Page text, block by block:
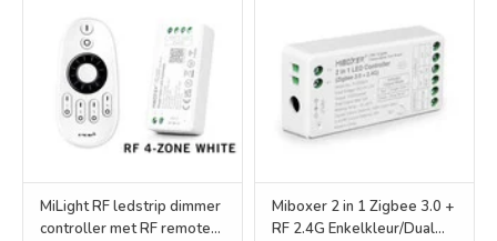
MiLight RF ledstrip dimmer
controller met RF remote
Miboxer 2 in 1 Zigbee 3.0 +
RF 2.4G Enkelkleur/Dual